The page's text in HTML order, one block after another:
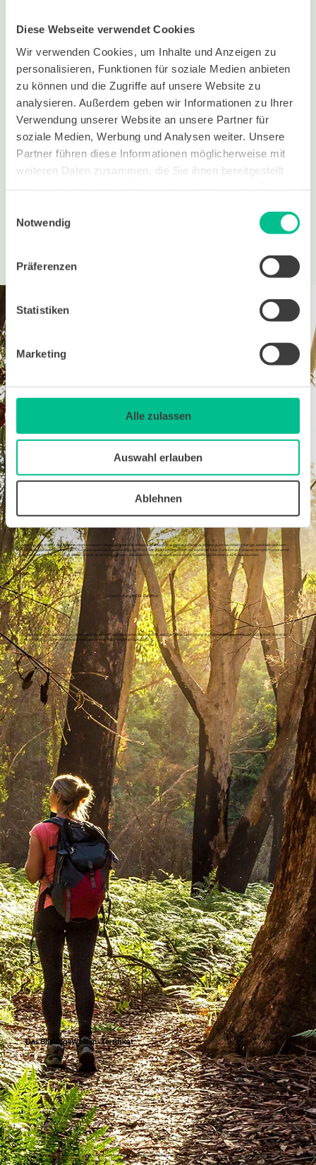
Diese Webseite verwendet Cookies
Wir verwenden Cookies, um Inhalte und Anzeigen zu
personalisieren, Funktionen für soziale Medien anbieten
zu können und die Zugriffe auf unsere Website zu
analysieren. Außerdem geben wir Informationen zu Ihrer
Verwendung unserer Website an unsere Partner für
soziale Medien, Werbung und Analysen weiter. Unsere
Partner führen diese Informationen möglicherweise mit
weiteren Daten zusammen, die Sie ihnen bereitgestellt
Notwendig
Präferenzen
Statistiken
Marketing
Alle zulassen
Auswahl erlauben
Ablehnen
testen
Kursstart jederzeit!
Mix aus flexiblem Online-Lernen & persönlichem Tutoring
Unsere Kurse sind für das Selbststudium konzipiert. Unser Lernmaterial ist leicht verständlich aufgebaut. Damit du Wissen auch nachhaltig festigst, wechseln sich Lern-
und Übungsphasen ab. Auch nach Kursabschluss hast du weiterhin Zugriff auf deine Lerninhalte. Über eine einfache Tutor-Funktion auf unserer Lernplattform kannst
du jederzeit Fragen zum Inhalt stellen und dir Unterstützung holen. Bei Bedarf kannst du auch persönliche Coaching-Einheiten à 42 € dazubuchen.
3.
Online-Prüfung & ICDL-Zertifikat
Du hast die Inhalte und Übungen durchgearbeitet und fühlst dich sicher? Dann hol dir dein Zertifikat! Die Prüfung ist ortsunabhängig und findet online statt. Wenn du
keine Prüfung machen möchtest, stellen wir dir eine Teilnahmebestätigung aus.
Das BildungsWelten-Zertifikat
Die bit BildungsWelten sind Ö-Cert und TÜV-zertifiziert. Wir achten bei unseren Online-Kursen streng auf Qualität und Aktualität. Deshalb bietet das
BildungsWelten-Zertifikat einen echten beruflichen Mehrwert.